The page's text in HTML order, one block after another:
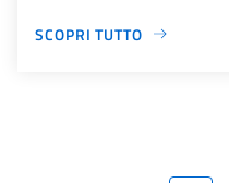
SCOPRI TUTTO